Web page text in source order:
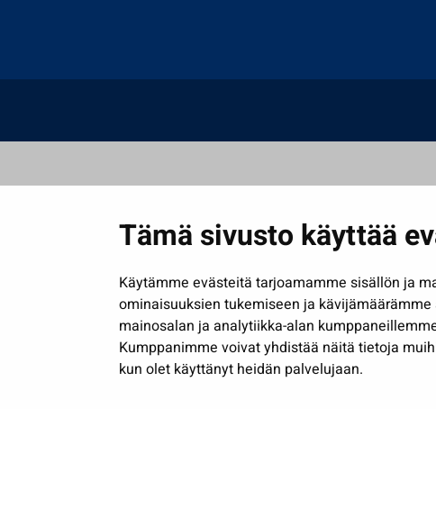
Tämä sivusto käyttää
Käytämme evästeitä tarjoamamme sisällön ja
ominaisuuksien tukemiseen ja
mainosalan ja analytiikka-alan
Kumppanimme voivat yhdistää näitä tietoja
kun olet käyttänyt heidän palvelujaan.